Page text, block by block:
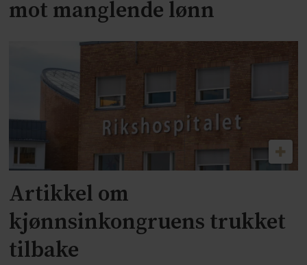
mot manglende lønn
Artikkel om
kjønnsinkongruens trukket
tilbake